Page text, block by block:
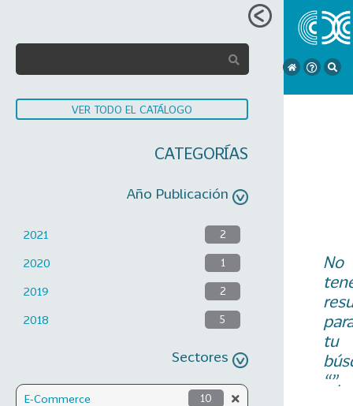
VER TODO EL CATÁLOGO
CATEGORÍAS
Año Publicación
2021 2
2020 1
2019 2
2018 5
Sectores
E-Commerce 10
No
tu
“”.